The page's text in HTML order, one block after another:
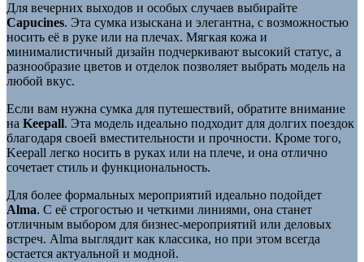
Для вечерних выходов и особых случаев выбирайте
Capucines. Эта сумка изыскана и элегантна, с возможностью
носить её в руке или на плечах. Мягкая кожа и
минималистичный дизайн подчеркивают высокий статус, а
разнообразие цветов и отделок позволяет выбрать модель на
любой вкус.
Если вам нужна сумка для путешествий, обратите внимание
на Keepall. Эта модель идеально подходит для долгих поездок
благодаря своей вместительности и прочности. Кроме того,
Keepall легко носить в руках или на плече, и она отлично
сочетает стиль и функциональность.
Для более формальных мероприятий идеально подойдет
Alma. С её строгостью и четкими линиями, она станет
отличным выбором для бизнес-мероприятий или деловых
встреч. Alma выглядит как классика, но при этом всегда
остается актуальной и модной.